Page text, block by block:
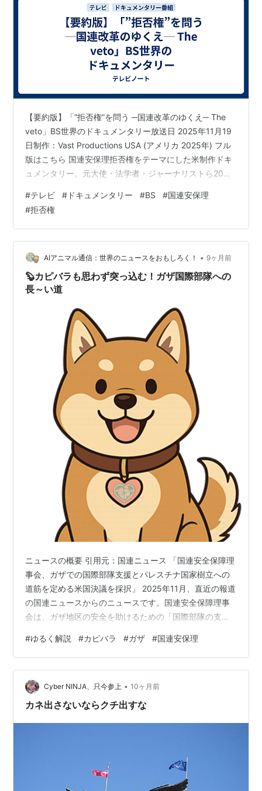
【要約版】「”拒否権”を問う ─国連改革のゆくえ─ The
veto」BS世界のドキュメンタリー放送日 2025年11月19
日制作：Vast Productions USA (アメリカ 2025年) フル
版はこちら 国連安保理拒否権をテーマにした米制作ドキ
ュメンタリー。元大使・法学者・ジャーナリストら20名
の決議を拒否できる権利、拒否権は常任5か国にだけあ
る。 ・国連憲章の第27条第3項では「紛争当事国は投票
を棄権しなければならない」と定められている。【第27
条第3項 当事国に投票権はない】 拒否権肯定派（必要悪
論）- アンドラス・ヴァモスゴ…
#テレビ # ドキュメンタリー #BS #国連安保理
#拒否権
AIアニマル通信：世界のニュースをおもしろく！ • 9ヶ月前
🦫カピバラも思わず突っ込む！ガザ国際部隊への
長～い道
ニュースの概要 引用元：国連ニュース 「国連安全保障理
事会、ガザでの国際部隊支援とパレスチナ国家樹立への
道筋を定める米国決議を採択」 2025年11月、直近の報道
の国連ニュースからのニュースです。国連安全保障理事
会は、ガザ地区の安全を助けるための「国際部隊の支
た米国からの決議案を採択しました。これには、ガザの
暫定的な行政機構を立ち上げることも含まれています。
柴犬 うーん、国際部隊って聞くとちょっとコワイけど、
みんなが笑える平和につながってほしいぞ！ 🦉フクロウ
によるニュースの要点 国連安全保障理事会は、ガザ地区
#ゆるく解説 #カピバラ #ガザ #国連安保理
Cyber NINJA、只今参上 • 10ヶ月前
カネ出さないならクチ出すな